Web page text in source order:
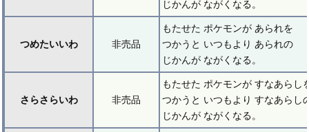
じかんが ながくなる。
つめたいいわ 非売品
もたせた ポケモンが あられを
つかうと いつもより あられの
じかんが ながくなる。
さらさらいわ 非売品
もたせた ポケモンが すなあらし
つかうと いつもより すなあらし
じかんが ながくなる。